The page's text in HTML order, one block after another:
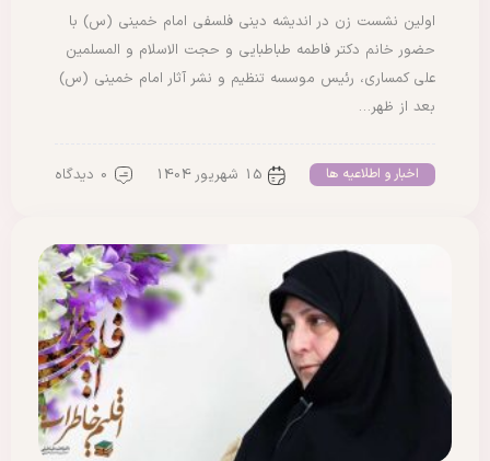
اولین نشست زن در اندیشه دینی فلسفی امام خمینی (س) با
حضور خانم دکتر فاطمه طباطبایی و حجت الاسلام و المسلمین
علی کمساری، رئیس موسسه تنظیم و نشر آثار امام خمینی (س)
بعد از ظهر…
اخبار و اطلاعیه ها 15 شهریور 1404 0 دیدگاه